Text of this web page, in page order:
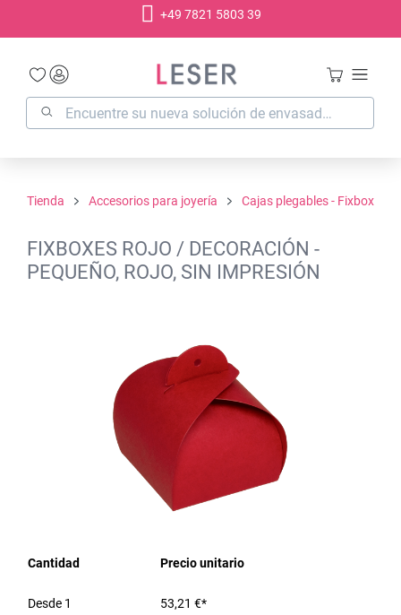
+49 7821 5803 39
Tienda Accesorios para joyería Cajas plegables - Fixbox
FIXBOXES ROJO / DECORACIÓN -
PEQUEÑO, ROJO, SIN IMPRESIÓN
Cantidad Precio unitario
Desde 1 53,21 €*